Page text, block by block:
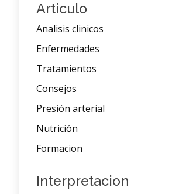
Articulo
Analisis clinicos
Enfermedades
Tratamientos
Consejos
Presión arterial
Nutrición
Formacion
Interpretacion